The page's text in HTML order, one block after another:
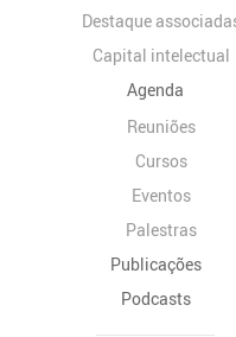
Destaque
Capital intelectual
Agenda
Reuniões
Cursos
Eventos
Palestras
Publicações
Podcasts